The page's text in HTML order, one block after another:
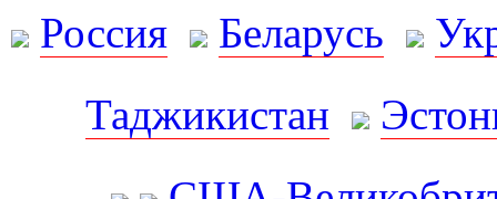
Россия Беларусь
Таджикистан